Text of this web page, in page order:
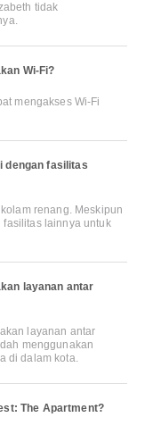
tidak
Wi-Fi?
mengakses Wi-Fi
dengan fasilitas
renang. Meskipun
fasilitas lainnya untuk
layanan antar
layanan antar
menggunakan
di dalam kota.
The Apartment?